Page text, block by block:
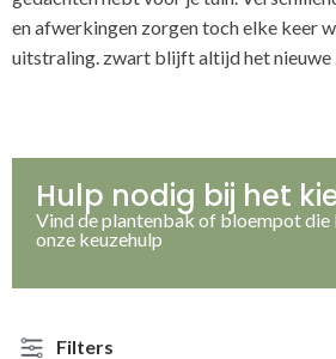
en afwerkingen zorgen toch elke keer
uitstraling. zwart blijft altijd het nieuwe
Hulp nodig bij het
Vind de plantenbak of bloempot
onze keuzehulp
Filters